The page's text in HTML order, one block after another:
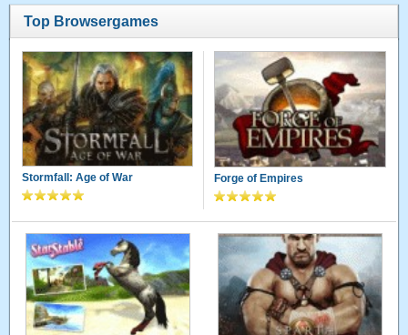
Top Browsergames
Stormfall: Age of War Forge of Empires